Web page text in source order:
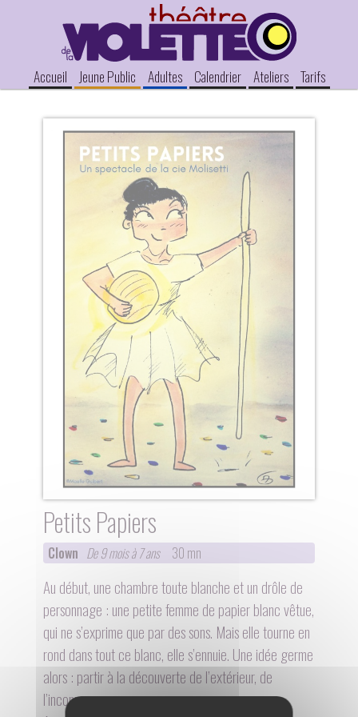
Accueil Jeune Public Adultes Calendrier Ateliers Tarifs
Petits Papiers
Clown De 9 mois à 7 ans 30 mn
Au début, une chambre toute blanche et un drôle de
personnage : une petite femme de papier blanc vêtue,
qui ne s’exprime que par des sons. Mais elle tourne en
rond dans tout ce blanc, elle s’ennuie. Une idée germe
alors : partir à la découverte de l’extérieur, de
l’inconnu.